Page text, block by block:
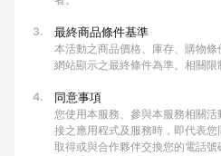
3. 最終商品條件基準
本活動之商品價格、庫存、購物
網站顯示之最終條件為準。相關限
4. 同意事項
您使用本服務、參與本服務相關
接之應用程式及服務時，即代表
取得或與合作夥伴交換您的電話